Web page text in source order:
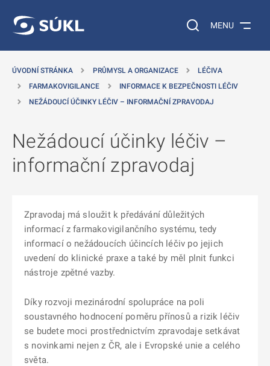
Vyhledávání na
MENU
ÚVODNÍ STRÁNKA PRŮMYSL A ORGANIZACE
LÉČIVA
FARMAKOVIGILANCE
INFORMACE K BEZPEČNOSTI LÉČIV
NEŽÁDOUCÍ ÚČINKY LÉČIV – INFORMAČNÍ ZPRAVODAJ
Nežádoucí účinky léčiv –
informační zpravodaj
Zpravodaj má sloužit k předávání důležitých
informací z farmakovigilančního systému, tedy
informací o nežádoucích účincích léčiv po jejich
uvedení do klinické praxe a také by měl plnit funkci
nástroje zpětné vazby.
Díky rozvoji mezinárodní spolupráce na poli
soustavného hodnocení poměru přínosů a rizik léčiv
se budete moci prostřednictvím zpravodaje setkávat
s novinkami nejen z ČR, ale i Evropské unie a celého
světa.